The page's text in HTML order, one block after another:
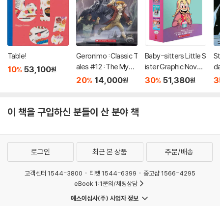
Table!
10% 53,100원
Geronimo : Classic T
ales #12 : The Myst
ery of Frankenstein
20% 14,000원
Baby-sitters Little S
ister Graphic Novels
#5-8: A Graphix Col
30% 51,380원
s
이 책을 구입하신 분들이 산 분야 책
로그인 최근 본 상품 주문/배송
고객센터 1544-3800 티켓 1544-6399
중고샵 1566-4295
eBook 1:1문의/채팅상담
예스이십사(주) 사업자 정보